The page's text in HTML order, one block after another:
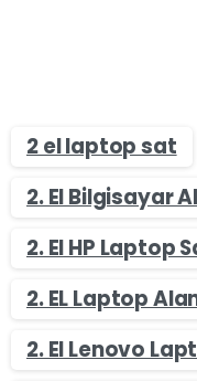
2 el laptop sat
2. El Bilgisayar
2. El HP Laptop
2. EL Laptop
2. El Lenovo